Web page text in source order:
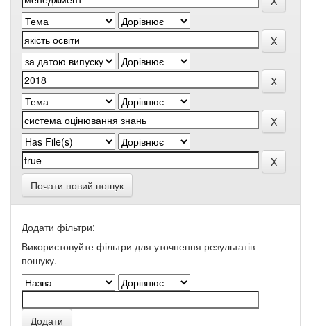
Почати новий пошук
Додати фільтри:
Використовуйте фільтри для уточнення результатів
пошуку.